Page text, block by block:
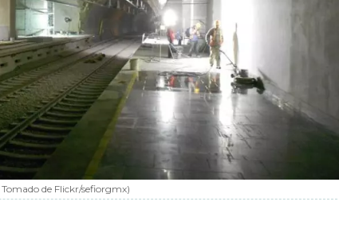
Tomado de Flickr/sefiorgmx)